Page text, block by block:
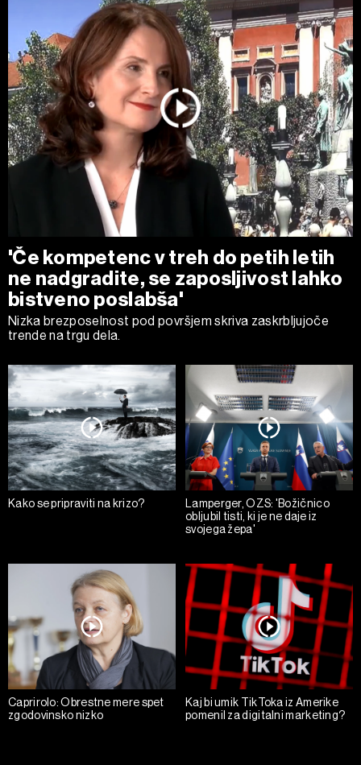
'Če kompetenc v treh do petih letih
ne nadgradite, se zaposljivost lahko
bistveno poslabša'
Nizka brezposelnost pod površjem skriva zaskrbljujoče
trende na trgu dela.
Kako se pripraviti na krizo?
Lamperger, OZS: 'Božičnico
obljubil tisti, ki je ne daje iz
svojega žepa'
Caprirolo: Obrestne mere spet
zgodovinsko nizko
Kaj bi umik TikToka iz Amerike
pomenil za digitalni marketing?